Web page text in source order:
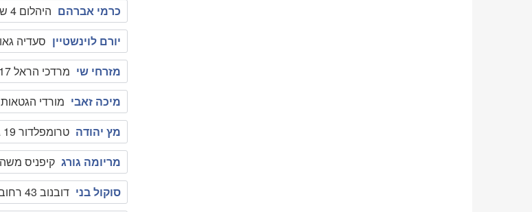
כרמי אברהם היהלום 4 שכונת שקד רחובות , 089492016
יורם לוינשטיין סעדיה גאון 41 רחובות ,
מזרחי שי מרדכי הראל 17 רחובות , 0522776767
מיכה זאבי מורדי הגטאות 22 רחובות , 0544344125
מץ יהודה טרומפלדור 19 ג' רחובות , 089413403
מריומה גורג קיפניס משה 14 רחובות , 089468598
סוקול בני דובנוב 43 רחובות , 089474083